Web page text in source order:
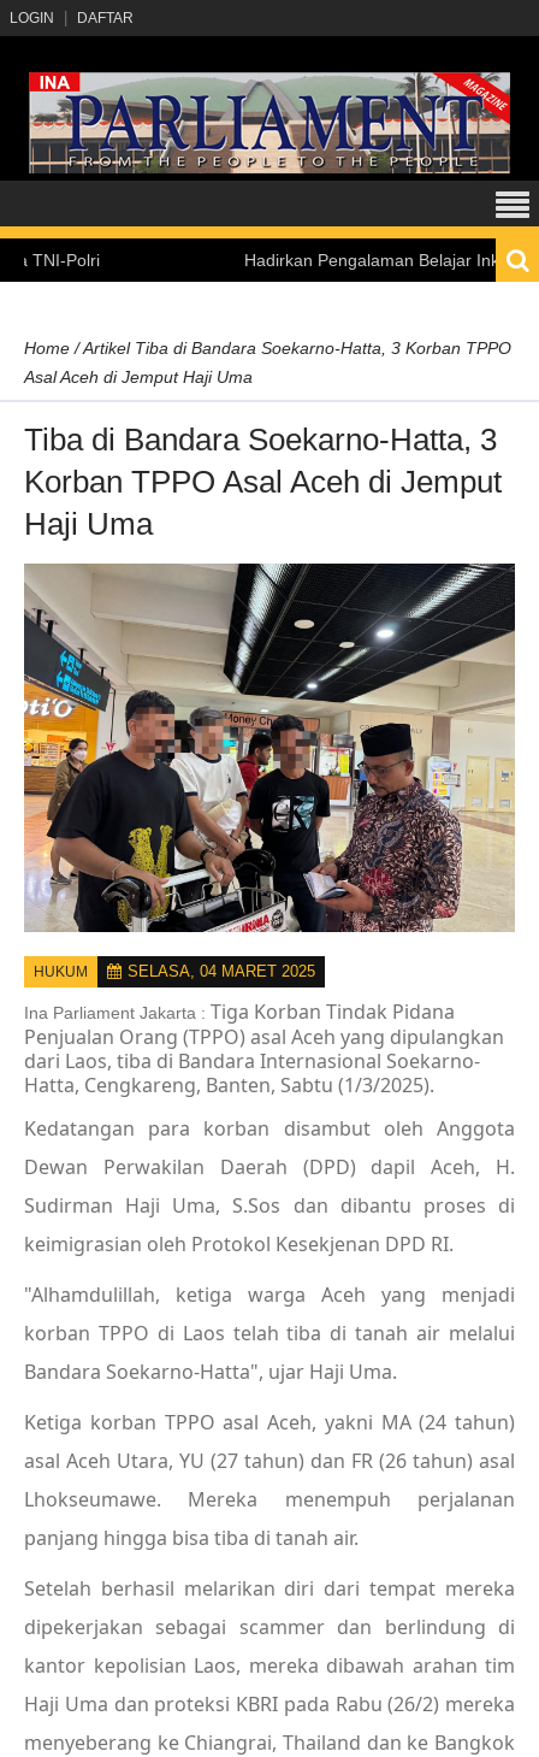
LOGIN DAFTAR
Hadirkan Pengalaman Belajar Inklusif,
Home /Artikel Tiba di Bandara Soekarno-Hatta, 3 Korban TPPO
Asal Aceh di Jemput Haji Uma
Tiba di Bandara Soekarno-Hatta, 3
Korban TPPO Asal Aceh di Jemput
Haji Uma
HUKUM SELASA, 04 MARET 2025
Ina Parliament Jakarta : Tiga Korban Tindak Pidana
Penjualan Orang (TPPO) asal Aceh yang dipulangkan
dari Laos, tiba di Bandara Internasional Soekarno-
Hatta, Cengkareng, Banten, Sabtu (1/3/2025).
Kedatangan para korban disambut oleh Anggota
Dewan Perwakilan Daerah (DPD) dapil Aceh, H.
Sudirman Haji Uma, S.Sos dan dibantu proses di
keimigrasian oleh Protokol Kesekjenan DPD RI.
"Alhamdulillah, ketiga warga Aceh yang menjadi
korban TPPO di Laos telah tiba di tanah air melalui
Bandara Soekarno-Hatta", ujar Haji Uma.
Ketiga korban TPPO asal Aceh, yakni MA (24 tahun)
asal Aceh Utara, YU (27 tahun) dan FR (26 tahun) asal
Lhokseumawe. Mereka menempuh perjalanan
panjang hingga bisa tiba di tanah air.
Setelah berhasil melarikan diri dari tempat mereka
dipekerjakan sebagai scammer dan berlindung di
kantor kepolisian Laos, mereka dibawah arahan tim
Haji Uma dan proteksi KBRI pada Rabu (26/2) mereka
menyeberang ke Chiangrai, Thailand dan ke Bangkok